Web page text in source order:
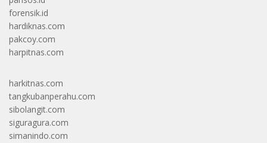
forensik.id
hardiknas.com
pakcoy.com
harpitnas.com
harkitnas.com
tangkubanperahu.com
sibolangit.com
siguragura.com
simanindo.com